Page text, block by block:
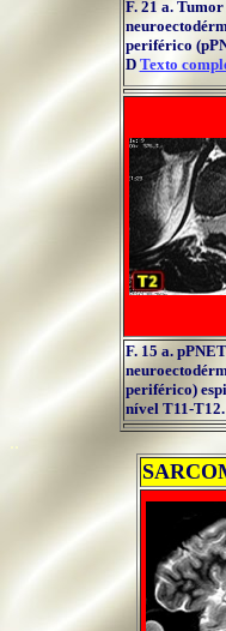
F. 21 a. Tumor
periférico
D Texto
F. 15 a.
periférico)
nível T11-T12.
..